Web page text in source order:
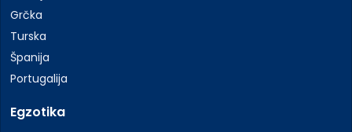
Grčka
Turska
Španija
Portugalija
Egzotika